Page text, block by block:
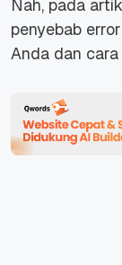
Nah, pada
penyebab
Anda dan